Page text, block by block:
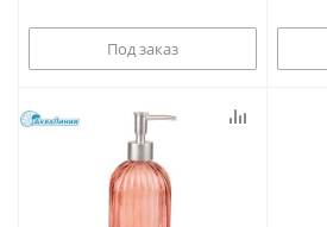
Под заказ